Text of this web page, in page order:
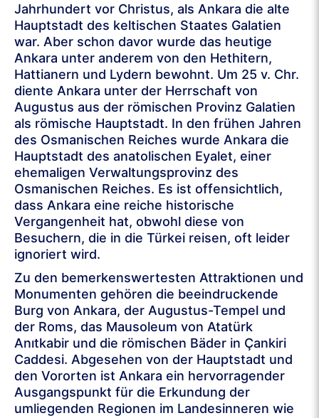
Jahrhundert vor Christus, als Ankara die alte
Hauptstadt des keltischen Staates Galatien
war. Aber schon davor wurde das heutige
Ankara unter anderem von den Hethitern,
Hattianern und Lydern bewohnt. Um 25 v. Chr.
diente Ankara unter der Herrschaft von
Augustus aus der römischen Provinz Galatien
als römische Hauptstadt. In den frühen Jahren
des Osmanischen Reiches wurde Ankara die
Hauptstadt des anatolischen Eyalet, einer
ehemaligen Verwaltungsprovinz des
Osmanischen Reiches. Es ist offensichtlich,
dass Ankara eine reiche historische
Vergangenheit hat, obwohl diese von
Besuchern, die in die Türkei reisen, oft leider
ignoriert wird.
Zu den bemerkenswertesten Attraktionen und
Monumenten gehören die beeindruckende
Burg von Ankara, der Augustus-Tempel und
der Roms, das Mausoleum von Atatürk
Anıtkabir und die römischen Bäder in Çankiri
Caddesi. Abgesehen von der Hauptstadt und
den Vororten ist Ankara ein hervorragender
Ausgangspunkt für die Erkundung der
umliegenden Regionen im Landesinneren wie